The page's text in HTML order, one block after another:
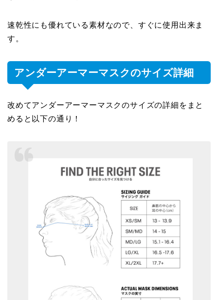
速乾性にも優れている素材なので、すぐに使用出来ま
す。
アンダーアーマーマスクのサイズ詳細
改めてアンダーアーマーマスクのサイズの詳細をまと
めると以下の通り！